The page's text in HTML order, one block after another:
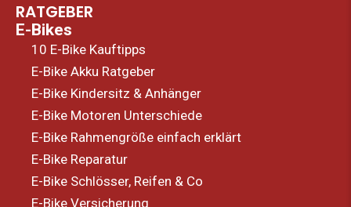
RATGEBER
E-Bikes
10 E-Bike Kauftipps
E-Bike Akku Ratgeber
E-Bike Kindersitz & Anhänger
E-Bike Motoren Unterschiede
E-Bike Rahmengröße einfach erklärt
E-Bike Reparatur
E-Bike Schlösser, Reifen & Co
E-Bike Versicherung